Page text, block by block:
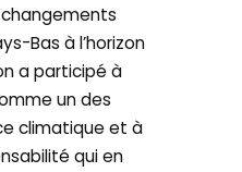
Bas à l’horizon
a participé à
un des
climatique et à
qui en